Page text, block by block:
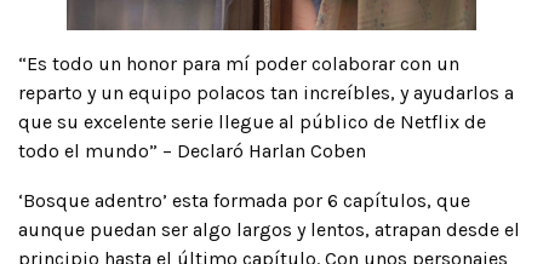
“Es todo un honor para mí poder colaborar con un
reparto y un equipo polacos tan increíbles, y ayudarlos a
que su excelente serie llegue al público de Netflix de
todo el mundo” – Declaró Harlan Coben
‘Bosque adentro’ esta formada por 6 capítulos, que
aunque puedan ser algo largos y lentos, atrapan desde el
principio hasta el último capítulo. Con unos personajes